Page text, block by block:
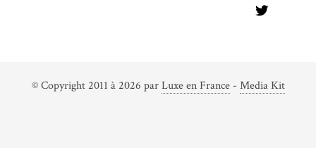
© Copyright 2011 à 2026 parLuxe en France- Media Kit